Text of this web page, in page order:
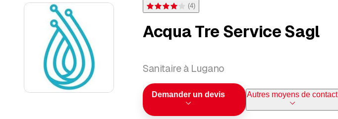
Note 4 sur 5 étoiles pour 4 évaluations
(4)
Acqua Tre Service Sagl
Sanitaire à Lugano
Demander un devis Autres moyens de contact